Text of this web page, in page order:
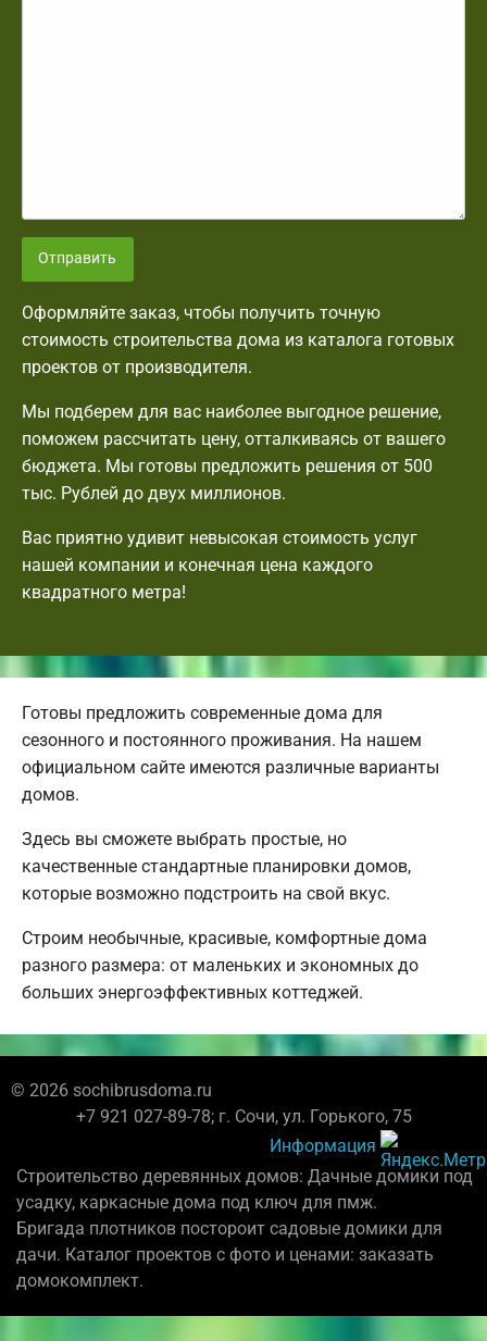
Отправить
Оформляйте заказ, чтобы получить точную
стоимость строительства дома из каталога готовых
проектов от производителя.
Мы подберем для вас наиболее выгодное решение,
поможем рассчитать цену, отталкиваясь от вашего
бюджета. Мы готовы предложить решения от 500
тыс. Рублей до двух миллионов.
Вас приятно удивит невысокая стоимость услуг
нашей компании и конечная цена каждого
квадратного метра!
Готовы предложить современные дома для
сезонного и постоянного проживания. На нашем
официальном сайте имеются различные варианты
домов.
Здесь вы сможете выбрать простые, но
качественные стандартные планировки домов,
которые возможно подстроить на свой вкус.
Строим необычные, красивые, комфортные дома
разного размера: от маленьких и экономных до
больших энергоэффективных коттеджей.
© 2026 sochibrusdoma.ru
+7 921 027-89-78; г. Сочи, ул. Горького, 75
Информация
Строительство деревянных домов: Дачные домики под
усадку, каркасные дома под ключ для пмж.
Бригада плотников постороит садовые домики для
дачи. Каталог проектов с фото и ценами: заказать
домокомплект.